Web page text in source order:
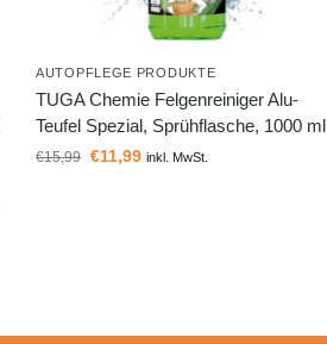
AUTOPFLEGE PRODUKTE
TUGA Chemie Felgenreiniger Alu-
Teufel Spezial, Sprühflasche, 1000 ml
€15,99 €11,99 inkl. MwSt.